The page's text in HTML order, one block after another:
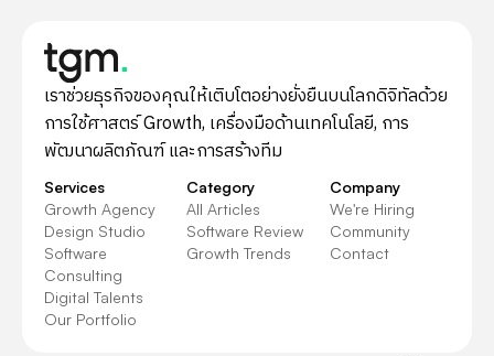
เราช่วยธุรกิจของคุณให้เติบโตอย่างยั่งยืนบนโลกดิจิทัลด้วย
การใช้ศาสตร์ Growth, เครื่องมือด้านเทคโนโลยี, การ
พัฒนาผลิตภัณฑ์ และการสร้างทีม
Services
Growth Agency
Design Studio
Software
Consulting
Digital Talents
Our Portfolio
Category
All Articles
Software Review
Growth Trends
Company
We're Hiring
Community
Contact